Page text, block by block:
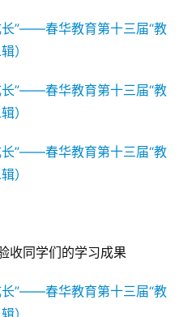
收同学们的学习成果